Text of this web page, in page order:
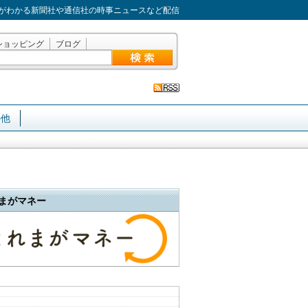
わかる新聞社や通信社の時事ニュースなど配信
ョッピング ブログ
がマネー